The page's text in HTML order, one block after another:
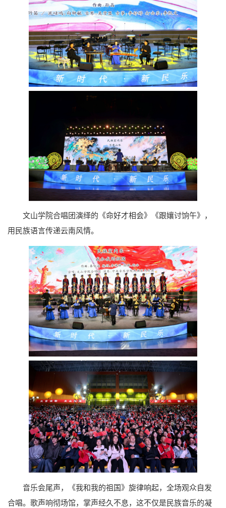
文山学院合唱团演绎的《命好才相会》《跟孃讨饷午》，
用民族语言传递云南风情。
音乐会尾声，《我和我的祖国》旋律响起，全场观众自发
合唱。歌声响彻场馆，掌声经久不息，这不仅是民族音乐的凝